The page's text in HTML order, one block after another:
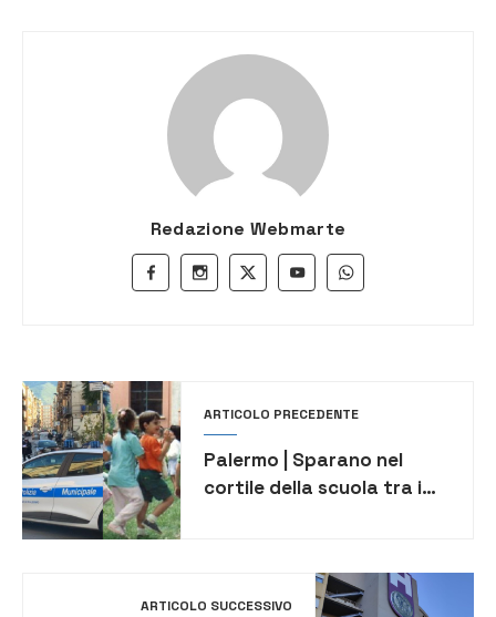
Redazione Webmarte
ARTICOLO PRECEDENTE
Palermo | Sparano nel
cortile della scuola tra i
solo una simulazione
ARTICOLO SUCCESSIVO